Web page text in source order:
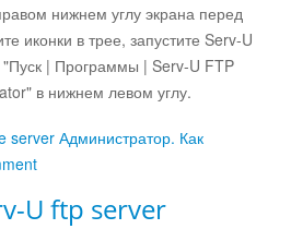
нижнем углу экрана перед
иконки в трее, запустите Serv-U
| Программы | Serv-U FTP
в нижнем левом углу.
server Администратор. Как
U ftp server